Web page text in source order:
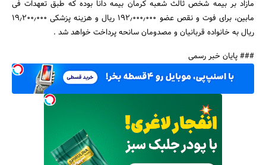
مازاد بر بیمه شخص ثالث شعبه کرمان بیمه دانا بوده که طبق تعهدات فی
مابین، برای فوت و نقص عضو 192٫000٫000 ریال و هزینه پزشکی 19٫200٫000
ریال به خانواده قربانیان و مصدومان سانحه پرداخت خواهد شد .
### پایان خبر رسمی